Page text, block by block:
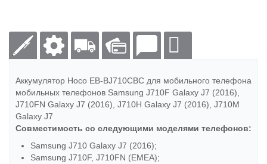
Аккумулятор Hoco EB-BJ710CBC для мобильного телефона
мобильных телефонов Samsung J710F Galaxy J7 (2016),
J710FN Galaxy J7 (2016), J710H Galaxy J7 (2016), J710M
Galaxy J7
Совместимость со следующими моделями телефонов:
Samsung J710 Galaxy J7 (2016);
Samsung J710F, J710FN (EMEA);